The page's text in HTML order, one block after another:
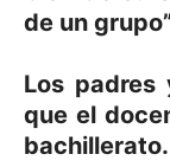
de un
Los padres
que el
bachillerato.